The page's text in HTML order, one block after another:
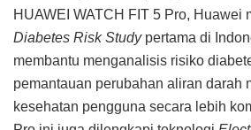
HUAWEI WATCH FIT 5 Pro, Huawei
Diabetes Risk Studypertama di
membantu menganalisis risiko
pemantauan perubahan aliran darah
kesehatan pengguna secara lebih